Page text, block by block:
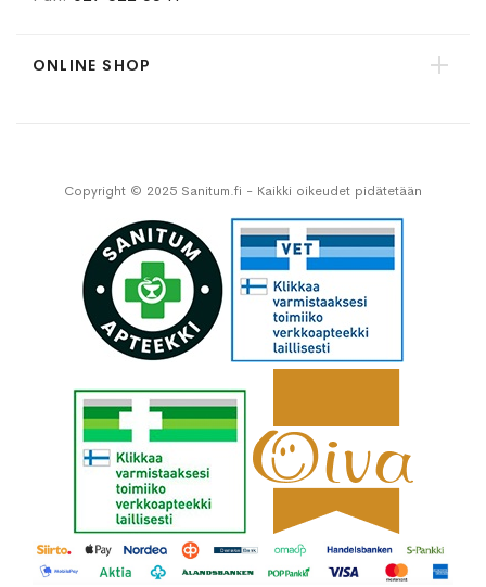
ONLINE SHOP
Copyright © 2025 Sanitum.fi - Kaikki oikeudet pidätetään